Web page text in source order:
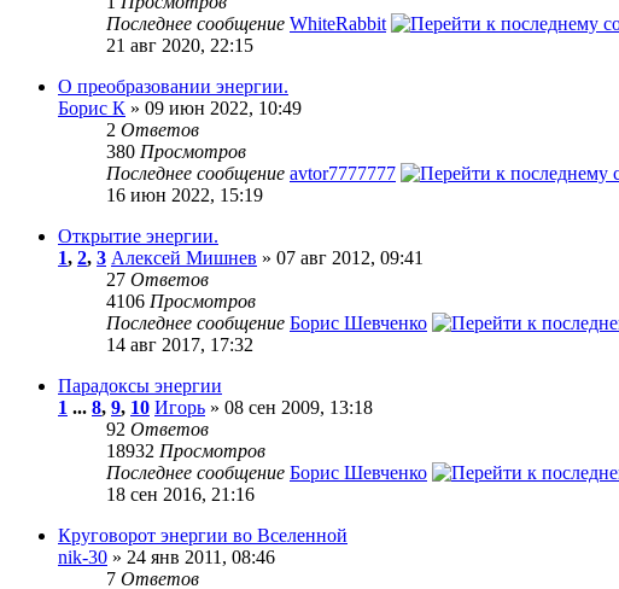
Последнее сообщение WhiteRabbit
21 авг 2020, 22:15
О преобразовании энергии.
Борис К » 09 июн 2022, 10:49
2 Ответов
380 Просмотров
Последнее сообщение avtor7777777
16 июн 2022, 15:19
Открытие энергии.
1, 2, 3 Алексей Мишнев » 07 авг 2012, 09:41
27 Ответов
4106 Просмотров
Последнее сообщение Борис Шевченко
14 авг 2017, 17:32
Парадоксы энергии
1 ... 8, 9, 10 Игорь » 08 сен 2009, 13:18
92 Ответов
18932 Просмотров
Последнее сообщение Борис Шевченко
18 сен 2016, 21:16
Круговорот энергии во Вселенной
nik-30 » 24 янв 2011, 08:46
7 Ответов